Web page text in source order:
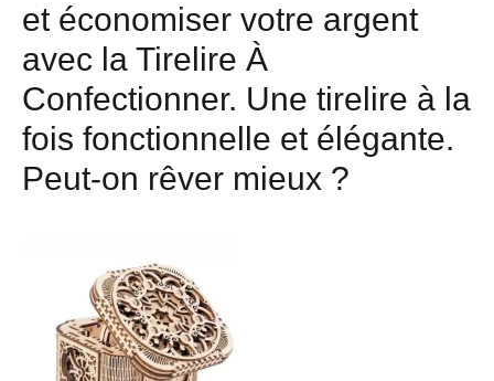
et économiser votre argent
avec la Tirelire À
Confectionner. Une tirelire à la
fois fonctionnelle et élégante.
Peut-on rêver mieux ?